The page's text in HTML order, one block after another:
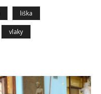
liška
vlaky